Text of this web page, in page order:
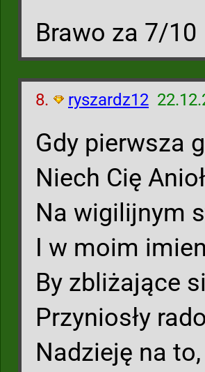
Brawo za 7/10
8. ryszardz12
Gdy pierwsza
Niech Cię
Na wigilijnym
I w moim
By zbliżające
Przyniosły
Nadzieję na